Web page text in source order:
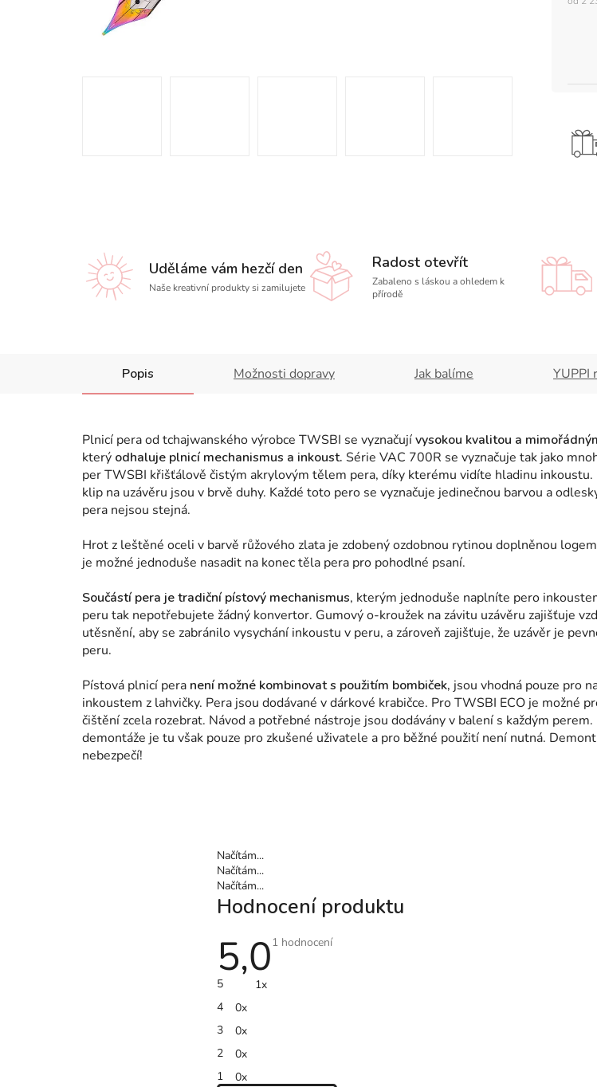
Uděláme vám hezčí den
Naše kreativní produkty si zamilujete
Radost otevřít
Zabaleno s láskou a ohledem k
přírodě
Popis Možnosti dopravy Jak balíme YUPPI
Plnicí pera od tchajwanského výrobce TWSBI se vyznačujívysokou kvalitou a
který odhaluje plnicí mechanismus a inkoust. Série VAC 700R se vyznačuje tak jako
per TWSBI křišťálově čistým akrylovým tělem pera, díky kterému vidíte hladinu inkoustu.
klip na uzávěru jsou v brvě duhy. Každé toto pero se vyznačuje jedinečnou barvou a
pera nejsou stejná.
Hrot z leštěné oceli v barvě růžového zlata je zdobený ozdobnou rytinou doplněnou logem
je možné jednoduše nasadit na konec těla pera pro pohodlné psaní.
Součástí pera je tradiční pístový mechanismus, kterým jednoduše naplníte pero
peru tak nepotřebujete žádný konvertor. Gumový o-kroužek na závitu uzávěru zajišťuje
utěsnění, aby se zabránilo vysychání inkoustu v peru, a zároveň zajišťuje, že uzávěr je
peru.
Pístová plnicí pera není možné kombinovat s použitím bombiček, jsou vhodná pouze pro
inkoustem z lahvičky. Pera jsou dodávané v dárkové krabičce. Pro TWSBI ECO je možné
čištění zcela rozebrat. Návod a potřebné nástroje jsou dodávány v balení s každým perem.
demontáže je tu však pouze pro zkušené uživatele a pro běžné použití není nutná.
nebezpečí!
Načítám...
Načítám...
Načítám...
Hodnocení produktu
5,0Průměrné
1 hodnocení
5
1x
4
0x
3
0x
2
0x
1
0x